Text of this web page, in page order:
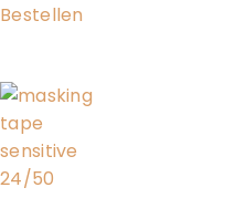
Bestellen